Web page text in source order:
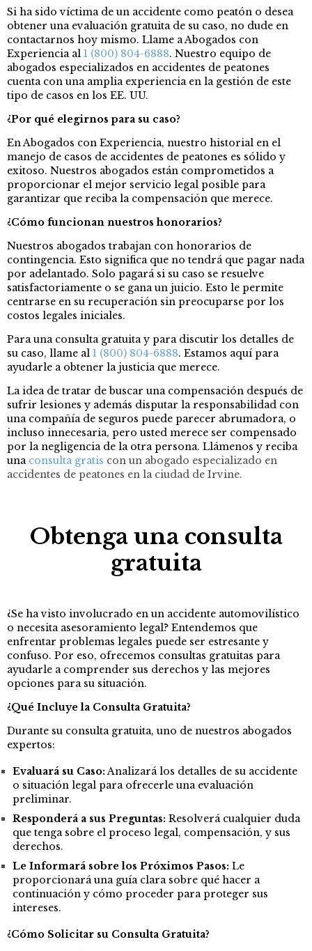
Si ha sido víctima de un accidente como peatón o desea
obtener una evaluación gratuita de su caso, no dude en
contactarnos hoy mismo. Llame a Abogados con
Experiencia al 1 (800) 804-6888. Nuestro equipo de
abogados especializados en accidentes de peatones
cuenta con una amplia experiencia en la gestión de este
tipo de casos en los EE. UU.
¿Por qué elegirnos para su caso?
En Abogados con Experiencia, nuestro historial en el
manejo de casos de accidentes de peatones es sólido y
exitoso. Nuestros abogados están comprometidos a
proporcionar el mejor servicio legal posible para
garantizar que reciba la compensación que merece.
¿Cómo funcionan nuestros honorarios?
Nuestros abogados trabajan con honorarios de
contingencia. Esto significa que no tendrá que pagar nada
por adelantado. Solo pagará si su caso se resuelve
satisfactoriamente o se gana un juicio. Esto le permite
centrarse en su recuperación sin preocuparse por los
costos legales iniciales.
Para una consulta gratuita y para discutir los detalles de
su caso, llame al 1 (800) 804-6888. Estamos aquí para
ayudarle a obtener la justicia que merece.
La idea de tratar de buscar una compensación después de
sufrir lesiones y además disputar la responsabilidad con
una compañía de seguros puede parecer abrumadora, o
incluso innecesaria, pero usted merece ser compensado
por la negligencia de la otra persona. Llámenos y reciba
una consulta gratis con un abogado especializado en
accidentes de peatones en la ciudad de Irvine.
Obtenga una consulta
gratuita
¿Se ha visto involucrado en un accidente automovilístico
o necesita asesoramiento legal? Entendemos que
enfrentar problemas legales puede ser estresante y
confuso. Por eso, ofrecemos consultas gratuitas para
ayudarle a comprender sus derechos y las mejores
opciones para su situación.
¿Qué Incluye la Consulta Gratuita?
Durante su consulta gratuita, uno de nuestros abogados
expertos:
Evaluará su Caso:Analizará los detalles de su accidente
o situación legal para ofrecerle una evaluación
preliminar.
Responderá a sus Preguntas: Resolverá cualquier duda
que tenga sobre el proceso legal, compensación, y sus
derechos.
Le Informará sobre los Próximos Pasos: Le
proporcionará una guía clara sobre qué hacer a
continuación y cómo proceder para proteger sus
intereses.
¿Cómo Solicitar su Consulta Gratuita?